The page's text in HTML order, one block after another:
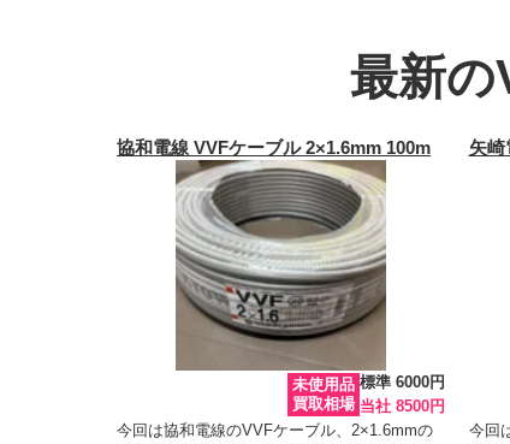
最新の
協和電線 VVFケーブル 2×1.6mm 100m
未使用品
買取相場
標準 6000円
当社 8500円
今回は協和電線のVVFケーブル、2×1.6mmの
矢崎
今回